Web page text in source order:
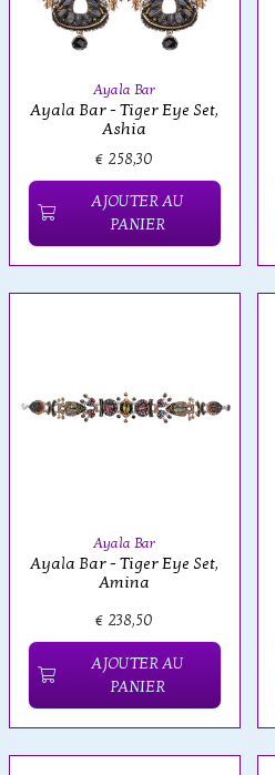
Ayala Bar
Ayala Bar - Tiger Eye Set,
Ashia
€ 258,30
AJOUTER AU
PANIER
Ayala Bar
Ayala Bar - Tiger Eye Set,
Amina
€ 238,50
AJOUTER AU
PANIER